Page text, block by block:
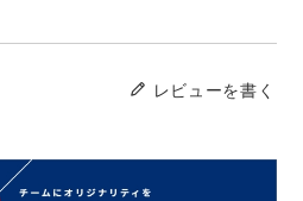
レビューを書く